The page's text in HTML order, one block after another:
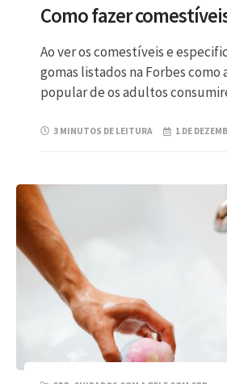
Como fazer
Ao ver os comestíveis e
gomas listados na Forbes como
popular de os adultos
3 MINUTOS DE LEITURA 1 DE